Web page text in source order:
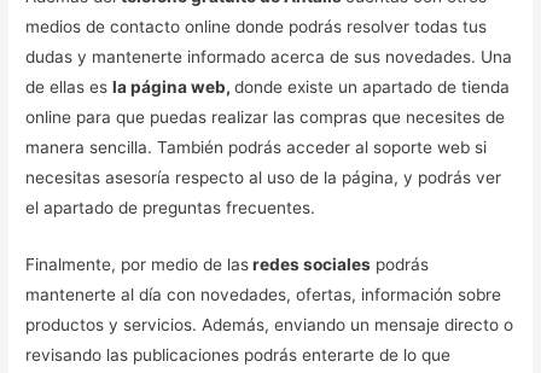
medios de contacto online donde podrás resolver todas tus
dudas y mantenerte informado acerca de sus novedades. Una
de ellas esla página web,donde existe un apartado de tienda
online para que puedas realizar las compras que necesites de
manera sencilla. También podrás acceder al soporte web si
necesitas asesoría respecto al uso de la página, y podrás ver
el apartado de preguntas frecuentes.
Finalmente, por medio de lasredes sociales podrás
mantenerte al día con novedades, ofertas, información sobre
productos y servicios. Además, enviando un mensaje directo o
revisando las publicaciones podrás enterarte de lo que